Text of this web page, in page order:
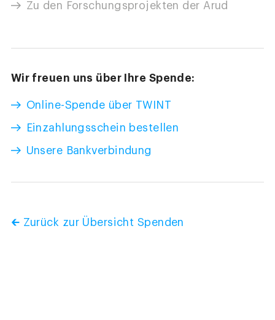
Zu den Forschungsprojekten der Arud
Wir freuen uns über Ihre Spende:
Online-Spende über TWINT
Einzahlungsschein bestellen
Unsere Bankverbindung
🡰 Zurück zur Übersicht Spenden